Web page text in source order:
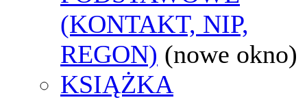
(KONTAKT, NIP,
REGON) (nowe okno)
KSIĄŻKA